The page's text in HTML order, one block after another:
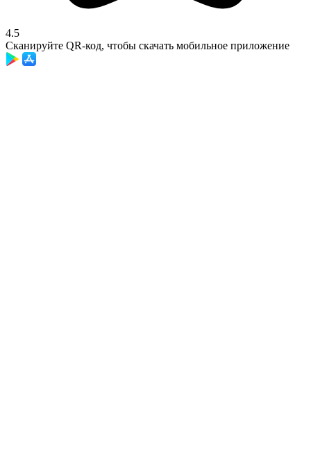
4.5
Сканируйте QR-код, чтобы скачать мобильное приложение